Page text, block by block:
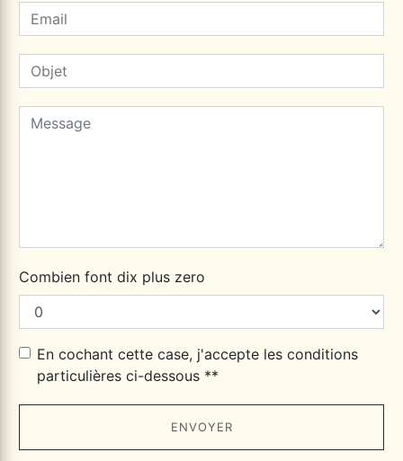
Combien font dix plus zero
En cochant cette case, j'accepte les conditions
particulières ci-dessous **
ENVOYER